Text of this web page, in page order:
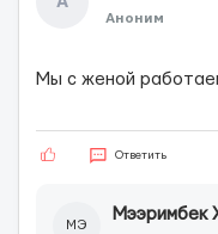
Аноним
Мы с женой
Ответить
МЭ
Мээримбек